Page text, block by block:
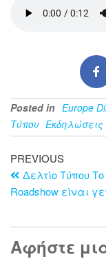
Posted in Europe
Τύπου Εκδηλώσεις
PREVIOUS
Δελτίο Τύπου Το
Roadshow είναι
Αφήστε